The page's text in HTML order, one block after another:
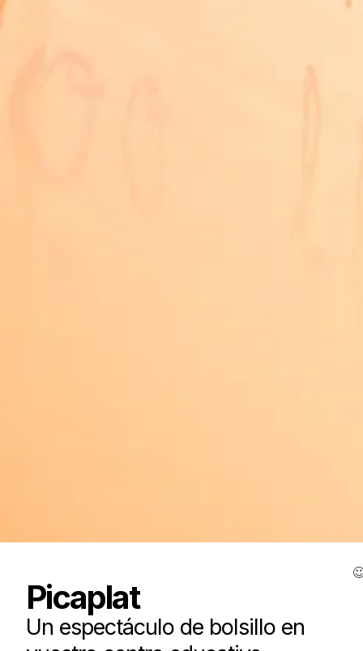
Picaplat
Un espectáculo de bolsillo en